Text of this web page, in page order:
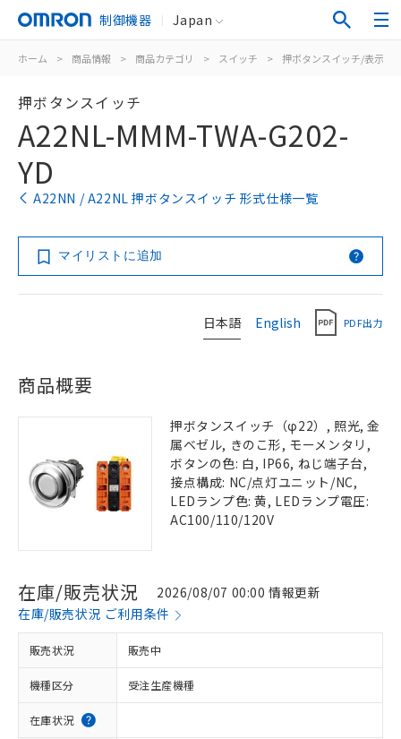
制御機器 Japan
ホーム > 商品情報 > 商品カテゴリ > スイッチ > 押ボタンスイッチ/表示灯
押ボタンスイッチ
A22NL-MMM-TWA-G202-
YD
A22NN / A22NL 押ボタンスイッチ 形式仕様一覧
マイリストに追加
日本語 English PDF出力
商品概要
押ボタンスイッチ（φ22）, 照光, 金
属ベゼル, きのこ形, モーメンタリ,
ボタンの色: 白, IP66, ねじ端子台,
接点構成: NC/点灯ユニット/NC,
LEDランプ色: 黄, LEDランプ電圧:
AC100/110/120V
在庫/販売状況
2026/08/07 00:00 情報更新
在庫/販売状況 ご利用条件
販売状況 販売中
機種区分 受注生産機種
在庫状況